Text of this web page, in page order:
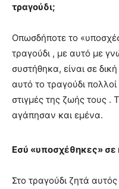
τραγούδι;
Οπωσδήποτε το
τραγούδι , με αυτό με
συστήθηκα, είναι σε
αυτό το τραγούδι
στιγμές της ζωής τους .
αγάπησαν και εμένα.
Εσύ «υποσχέθηκες» σε
Στο τραγούδι ζητά